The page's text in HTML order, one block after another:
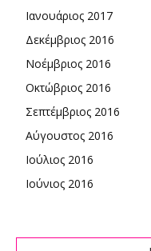
Ιανουάριος 2017
Δεκέμβριος 2016
Νοέμβριος 2016
Οκτώβριος 2016
Σεπτέμβριος 2016
Αύγουστος 2016
Ιούλιος 2016
Ιούνιος 2016